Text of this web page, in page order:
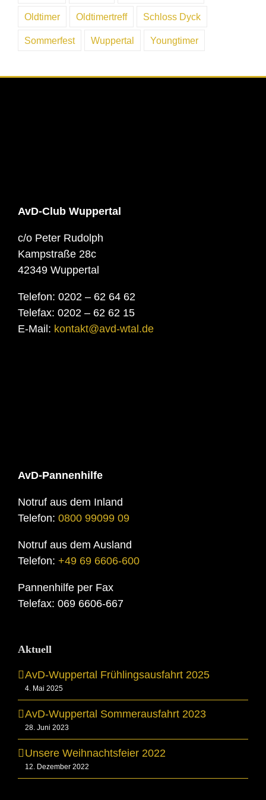
Oldtimer Oldtimertreff Schloss Dyck
Sommerfest Wuppertal Youngtimer
AvD-Club Wuppertal
c/o Peter Rudolph
Kampstraße 28c
42349 Wuppertal
Telefon: 0202 – 62 64 62
Telefax: 0202 – 62 62 15
E-Mail: kontakt@avd-wtal.de
AvD-Pannenhilfe
Notruf aus dem Inland
Telefon: 0800 99099 09
Notruf aus dem Ausland
Telefon: +49 69 6606-600
Pannenhilfe per Fax
Telefax: 069 6606-667
Aktuell
AvD-Wuppertal Frühlingsausfahrt 2025
4. Mai 2025
AvD-Wuppertal Sommerausfahrt 2023
28. Juni 2023
Unsere Weihnachtsfeier 2022
12. Dezember 2022